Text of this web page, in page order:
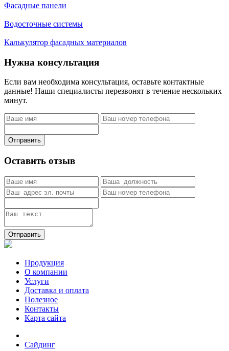
Фасадные панели
Водосточные системы
Калькулятор фасадных материалов
Нужна консультация
Если вам необходима консультация, оставьте контактные
данные! Наши специалисты перезвонят в течение нескольких
минут.
Отправить
Оставить отзыв
Отправить
Продукция
О компании
Услуги
Доставка и оплата
Полезное
Контакты
Карта сайта
Сайдинг